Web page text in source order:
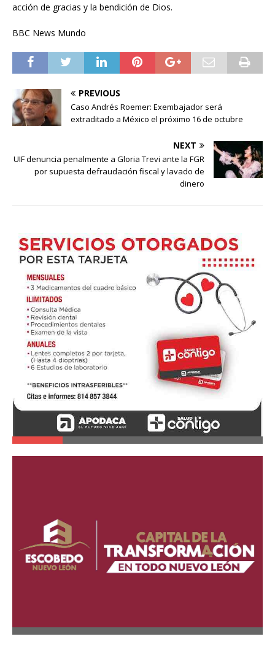
acción de gracias y la bendición de Dios.
BBC News Mundo
PREVIOUS
Caso Andrés Roemer: Exembajador será
extraditado a México el próximo 16 de octubre
NEXT
UIF denuncia penalmente a Gloria Trevi ante la FGR
por supuesta defraudación fiscal y lavado de
dinero